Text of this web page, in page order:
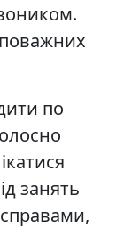
по
занять